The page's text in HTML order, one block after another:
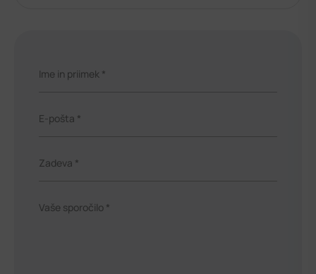
Ime in priimek *
E-pošta *
Zadeva *
Vaše sporočilo *